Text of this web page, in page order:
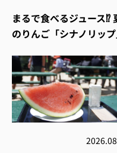
まるで食べるジュース⁉︎
のりんご「シナノリップ